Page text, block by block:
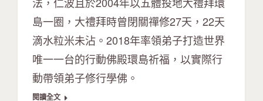
島一圈，大禮拜時曾閉關禪修27天，22天
滴水粒米未沾。2018年率領弟子打造世界
唯一一台的行動佛殿環島祈福，以實際行
動帶領弟子修行學佛。
閱讀全文